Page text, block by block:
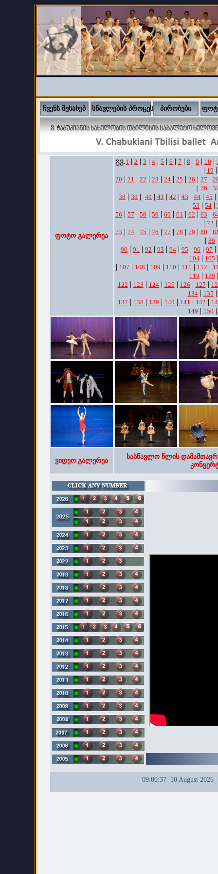
ჩვენს შესახებ სწავლების პროცესი პირობები
ფოტო გალერეა
გვ.1 | 2 | 3 | 4 | 5 | 6 | 7 | 8 | 9 | 10 |
| 19 |
20 | 21 | 22 | 23 | 24 | 25 | 26 | 27 |
| 36 |
38 | 39 | 40 | 41 | 42 | 43 | 44 | 45 |
53 | 54 |
56 | 57 | 58 | 59 | 60 | 61 | 62 | 63 |
| 72 |
73 | 74 | 75 | 76 | 77 | 78 | 79 | 80 |
| 89
| 90 | 91 | 92 | 93 | 94 | 95 | 96 | 97 |
104 | 105
| 107 | 108 | 109 | 110 | 111 | 112 |
119 | 120
122 | 123 | 124| 125 | 126 | 127 |
134| 135
137 | 138 | 139 | 140 | 141 | 142 |
149 | 150
ვიდეო გალერეა
სასწავლო წლის
09:00:37 10 August 2026